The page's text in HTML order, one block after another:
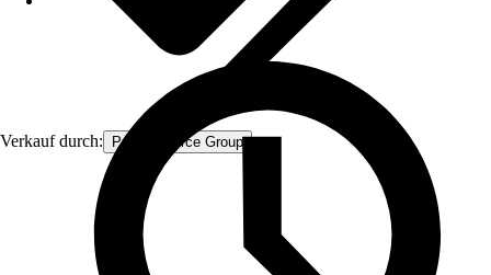
Verkauf durch: Procommerce Group